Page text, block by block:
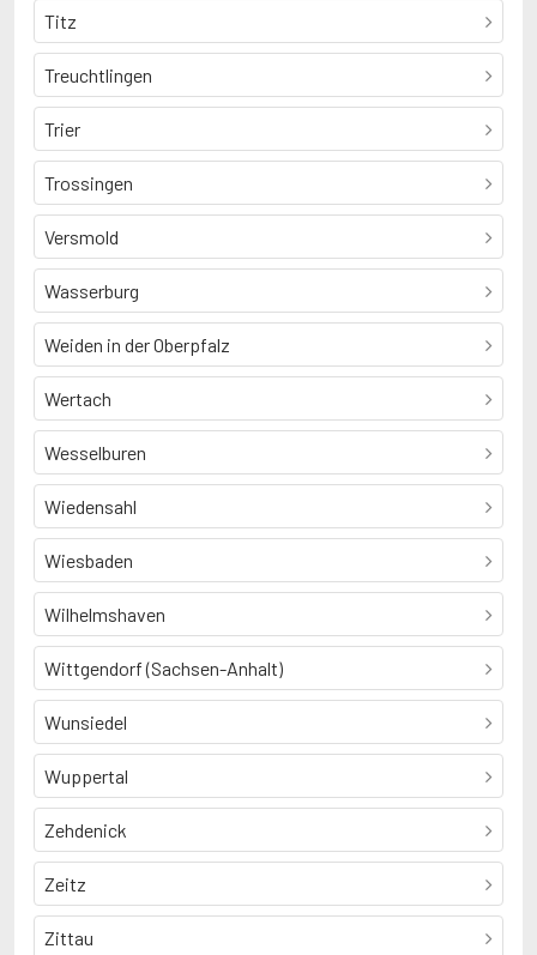
Titz
Treuchtlingen
Trier
Trossingen
Versmold
Wasserburg
Weiden in der Oberpfalz
Wertach
Wesselburen
Wiedensahl
Wiesbaden
Wilhelmshaven
Wittgendorf (Sachsen-Anhalt)
Wunsiedel
Wuppertal
Zehdenick
Zeitz
Zittau